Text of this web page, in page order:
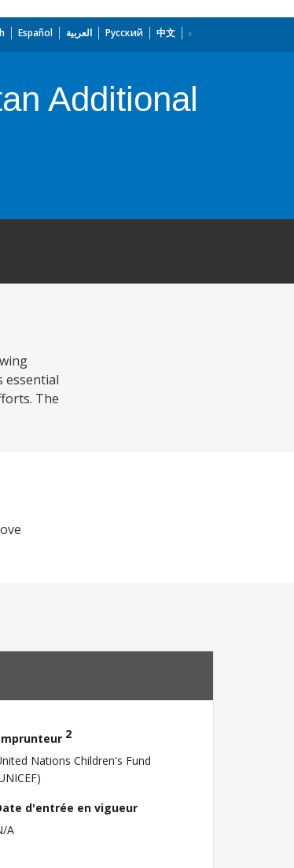
Español العربية Русский 中文
Additional
essential
The
2
Nations Children's Fund
d'entrée en vigueur
A